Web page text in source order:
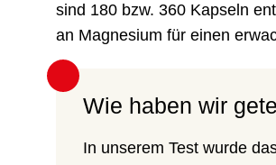
sind 180 bzw. 360 Kapseln
an Magnesium für einen
Wie haben wir
In unserem Test wurde